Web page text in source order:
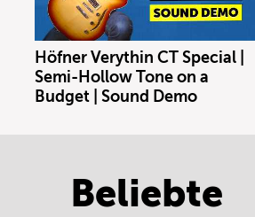
Höfner Verythin CT Special |
Semi-Hollow Tone on a
Budget | Sound Demo
Beliebte